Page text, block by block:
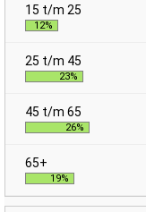
12%
23%
26%
19%